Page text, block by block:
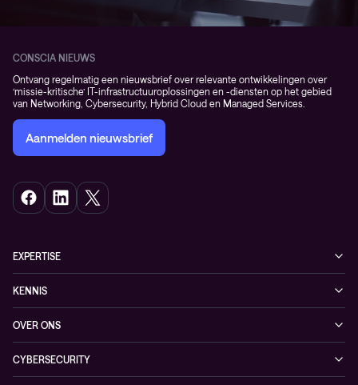
CONSCIA NIEUWS
Ontvang regelmatig een nieuwsbrief over relevante ontwikkelingen over
‘missie-kritische’ IT-infrastructuuroplossingen en -diensten op het gebied
van Networking, Cybersecurity, Hybrid Cloud en Managed Services.
Aanmelden nieuwsbrief
EXPERTISE
Networking
Observability
Hybrid Cloud
KENNIS
Events
Nieuws
OVER ONS
Partners
CYBERSECURITY